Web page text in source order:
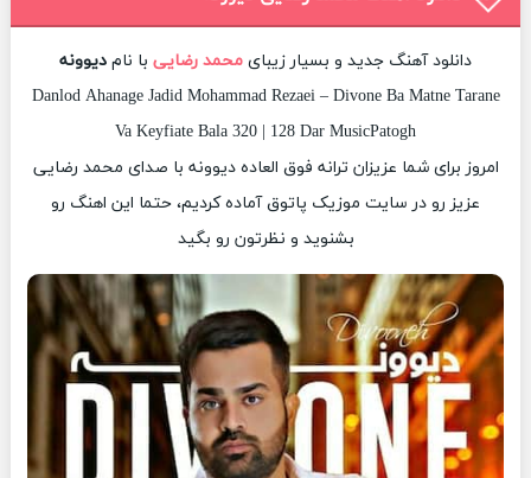
دانلود آهنگ جدید و بسیار زیبای محمد رضایی با نام دیوونه
Danlod Ahanage Jadid Mohammad Rezaei – Divone Ba Matne Tarane
Va Keyfiate Bala 320 | 128 Dar MusicPatogh
امروز برای شما عزیزان ترانه فوق العاده دیوونه با صدای محمد رضایی
عزیز رو در سایت موزیک پاتوق آماده کردیم، حتما این اهنگ رو
بشنوید و نظرتون رو بگید